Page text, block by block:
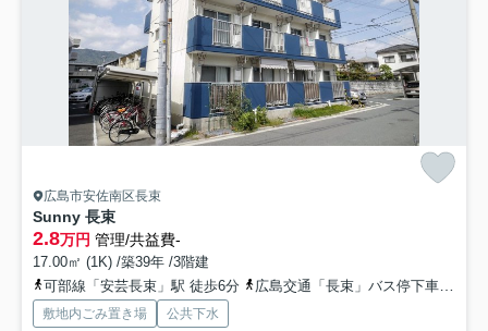
広島市安佐南区長束
Sunny 長束
2.8万円 管理/共益費-
17.00㎡ (1K) /築39年 /3階建
可部線「安芸長束」駅 徒歩6分
広島交通「長束」バス停下車 徒歩6分
敷地内ごみ置き場 公共下水